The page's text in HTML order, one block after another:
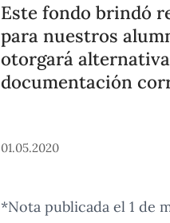
Este fondo brindó
para nuestros
otorgará
documentación
01.05.2020
*Nota publicada el 1 de